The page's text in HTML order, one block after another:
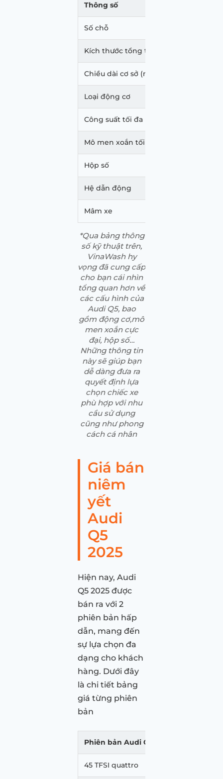
Thông số
Số chỗ
Kích thước tổng thể(mm)
Chiều dài cơ sở (mm)
Loại động cơ
Công suất tối đa (HP/ rpm)
Mô men xoắn tối đa (Nm/ rpm)
Hộp số
Hệ dẫn động
Mâm xe
*Qua bảng thông
số kỹ thuật trên,
VinaWash hy
vọng đã cung cấp
cho bạn cái nhìn
tổng quan hơn về
các cấu hình của
Audi Q5, bao
gồm động cơ,mô
men xoắn cực
đại, hộp số…
Những thông tin
này sẽ giúp bạn
dễ dàng đưa ra
quyết định lựa
chọn chiếc xe
phù hợp với nhu
cầu sử dụng
cũng như phong
cách cá nhân
Giá bán
niêm
yết
Audi
Q5
2025
Hiện nay, Audi
Q5 2025 được
bán ra với 2
phiên bản hấp
dẫn, mang đến
sự lựa chọn đa
dạng cho khách
hàng. Dưới đây
là chi tiết bảng
giá từng phiên
bản
Phiên bản Audi Q5
45 TFSI quattro